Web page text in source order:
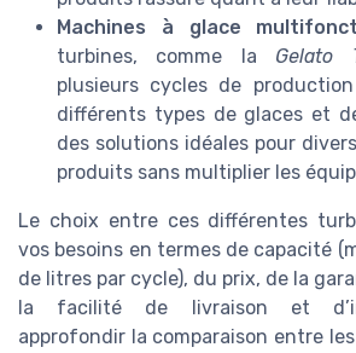
Machines à glace
turbines, comme la Gelato
plusieurs cycles de
différents types de glaces et
des solutions idéales pour
produits sans multiplier les
Le choix entre ces différentes
vos besoins en termes de capacité
de litres par cycle), du prix, de la
la facilité de livraison et
approfondir la comparaison entre